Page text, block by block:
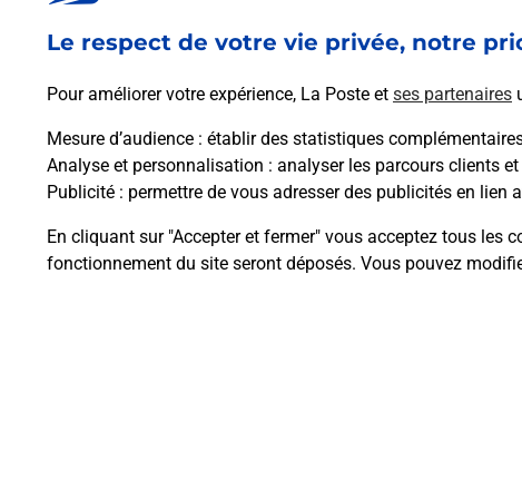
Le respect de votre vie privée, notre
Pour améliorer votre expérience, La Poste et ses partenaires
Mesure d’audience : établir des statistiques
Analyse et personnalisation : analyser les parcours clients
Publicité : permettre de vous adresser des publicités en lien
En cliquant sur "Accepter et fermer" vous acceptez tous les
fonctionnement du site seront déposés. Vous pouvez
Questions
Comment envoyer un colis ou